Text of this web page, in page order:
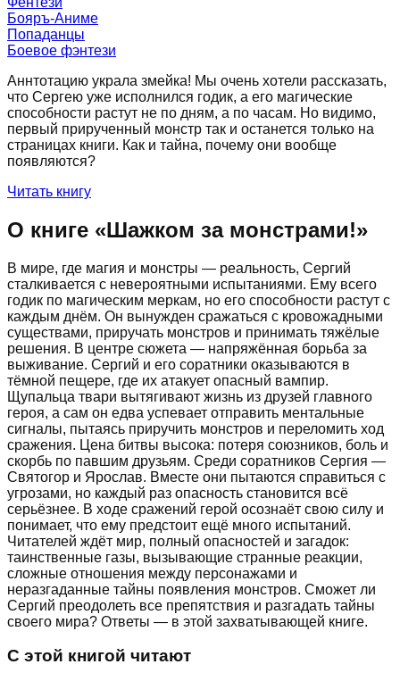
Бояръ-Аниме
Попаданцы
Боевое фэнтези
Аннтотацию украла змейка! Мы очень хотели рассказать,
что Сергею уже исполнился годик, а его магические
способности растут не по дням, а по часам. Но видимо,
первый прирученный монстр так и останется только на
страницах книги. Как и тайна, почему они вообще
появляются?
Читать книгу
О книге «Шажком за монстрами!»
В мире, где магия и монстры — реальность, Сергий
сталкивается с невероятными испытаниями. Ему всего
годик по магическим меркам, но его способности растут с
каждым днём. Он вынужден сражаться с кровожадными
существами, приручать монстров и принимать тяжёлые
решения. В центре сюжета — напряжённая борьба за
выживание. Сергий и его соратники оказываются в
тёмной пещере, где их атакует опасный вампир.
Щупальца твари вытягивают жизнь из друзей главного
героя, а сам он едва успевает отправить ментальные
сигналы, пытаясь приручить монстров и переломить ход
сражения. Цена битвы высока: потеря союзников, боль и
скорбь по павшим друзьям. Среди соратников Сергия —
Святогор и Ярослав. Вместе они пытаются справиться с
угрозами, но каждый раз опасность становится всё
серьёзнее. В ходе сражений герой осознаёт свою силу и
понимает, что ему предстоит ещё много испытаний.
Читателей ждёт мир, полный опасностей и загадок:
таинственные газы, вызывающие странные реакции,
сложные отношения между персонажами и
неразгаданные тайны появления монстров. Сможет ли
Сергий преодолеть все препятствия и разгадать тайны
своего мира? Ответы — в этой захватывающей книге.
С этой книгой читают